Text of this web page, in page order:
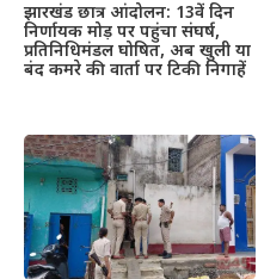
झारखंड छात्र आंदोलन: 13वें दिन
निर्णायक मोड़ पर पहुंचा संघर्ष,
प्रतिनिधिमंडल घोषित, अब खुली या
बंद कमरे की वार्ता पर टिकी निगाहें